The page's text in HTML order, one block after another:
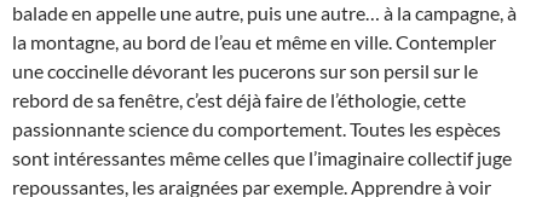
balade en appelle une autre, puis une autre… à la campagne, à
la montagne, au bord de l’eau et même en ville. Contempler
une coccinelle dévorant les pucerons sur son persil sur le
rebord de sa fenêtre, c’est déjà faire de l’éthologie, cette
passionnante science du comportement. Toutes les espèces
sont intéressantes même celles que l’imaginaire collectif juge
repoussantes, les araignées par exemple. Apprendre à voir